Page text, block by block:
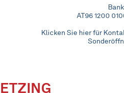
AT96 1200
Klicken Sie hier für